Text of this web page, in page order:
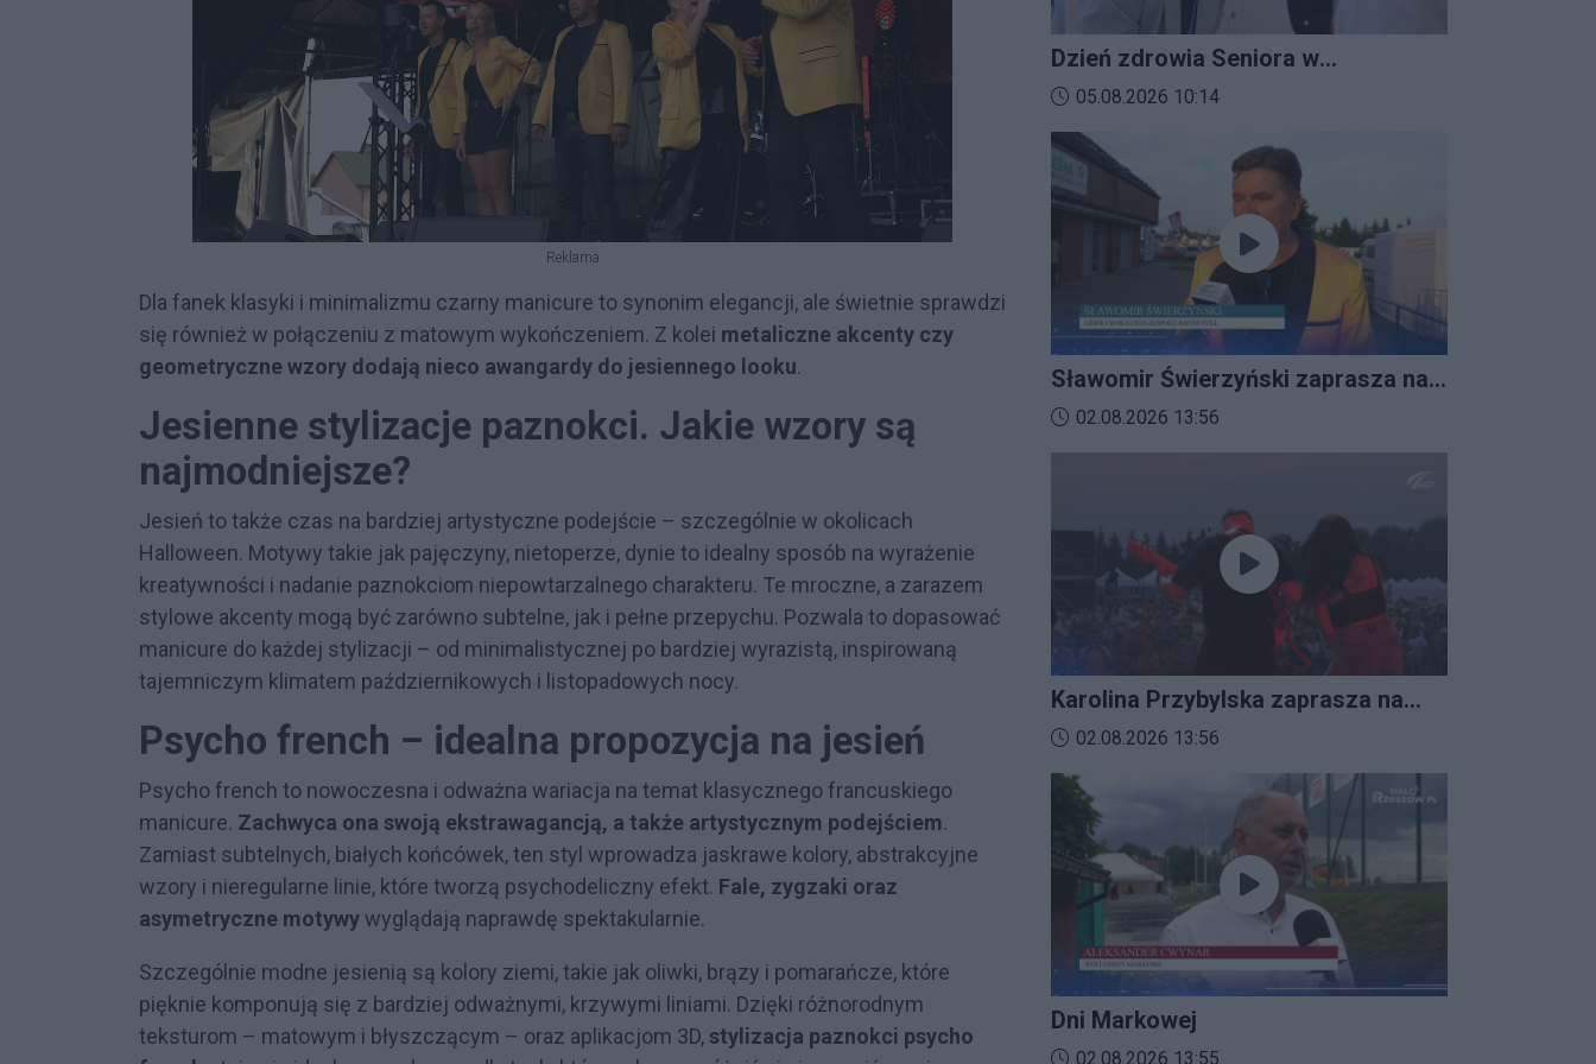
Reklama
Dla fanek klasyki i minimalizmu czarny manicure to synonim elegancji, ale świetnie sprawdzi
się również w połączeniu z matowym wykończeniem. Z kolei metaliczne akcenty czy
geometryczne wzory dodają nieco awangardy do jesiennego looku.
Jesienne stylizacje paznokci. Jakie wzory są
najmodniejsze?
Jesień to także czas na bardziej artystyczne podejście – szczególnie w okolicach
Halloween. Motywy takie jak pajęczyny, nietoperze, dynie to idealny sposób na wyrażenie
kreatywności i nadanie paznokciom niepowtarzalnego charakteru. Te mroczne, a zarazem
stylowe akcenty mogą być zarówno subtelne, jak i pełne przepychu. Pozwala to dopasować
manicure do każdej stylizacji – od minimalistycznej po bardziej wyrazistą, inspirowaną
tajemniczym klimatem październikowych i listopadowych nocy.
Psycho french – idealna propozycja na jesień
Psycho french to nowoczesna i odważna wariacja na temat klasycznego francuskiego
manicure. Zachwyca ona swoją ekstrawagancją, a także artystycznym podejściem.
Zamiast subtelnych, białych końcówek, ten styl wprowadza jaskrawe kolory, abstrakcyjne
wzory i nieregularne linie, które tworzą psychodeliczny efekt. Fale, zygzaki oraz
asymetryczne motywywyglądają naprawdę spektakularnie.
Szczególnie modne jesienią są kolory ziemi, takie jak oliwki, brązy i pomarańcze, które
pięknie komponują się z bardziej odważnymi, krzywymi liniami. Dzięki różnorodnym
teksturom – matowym i błyszczącym – oraz aplikacjom 3D, stylizacja paznokci psycho
Dzień zdrowia Seniora w
Bratkowicach
Data dodania materiału wideo:
05.08.2026 10:14
Sławomir Świerzyński zaprasza na
Imprezalia 2026
Data dodania materiału wideo:
02.08.2026 13:56
Karolina Przybylska zaprasza na
Imprezalia 2026
Data dodania materiału wideo:
02.08.2026 13:56
Dni Markowej
Data dodania materiału wideo:
02.08.2026 13:55